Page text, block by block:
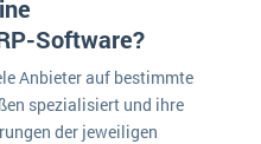
Software?
Anbieter auf bestimmte
spezialisiert und ihre
der jeweiligen